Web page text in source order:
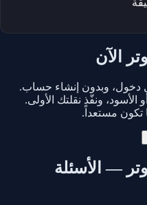
الآن
دخول، وبدون إنشاء حساب.
ونفّذ نقلتك الأولى.
تكون مستعداً.
— الأسئلة